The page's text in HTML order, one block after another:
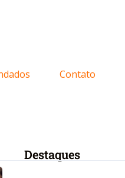
Contato
Destaques